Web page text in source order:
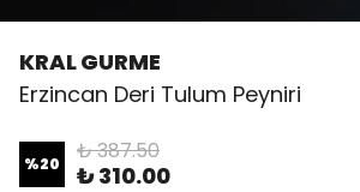
KRAL GURME
Erzincan Deri Tulum Peyniri
%20 ₺ 387.50
₺ 310.00